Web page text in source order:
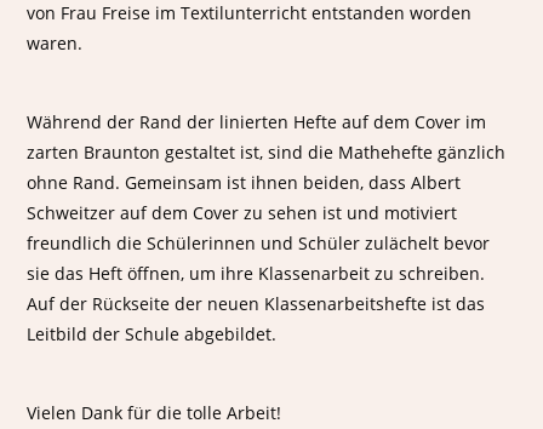
von Frau Freise im Textilunterricht entstanden worden
waren.
Während der Rand der linierten Hefte auf dem Cover im
zarten Braunton gestaltet ist, sind die Mathehefte gänzlich
ohne Rand. Gemeinsam ist ihnen beiden, dass Albert
Schweitzer auf dem Cover zu sehen ist und motiviert
freundlich die Schülerinnen und Schüler zulächelt bevor
sie das Heft öffnen, um ihre Klassenarbeit zu schreiben.
Auf der Rückseite der neuen Klassenarbeitshefte ist das
Leitbild der Schule abgebildet.
Vielen Dank für die tolle Arbeit!